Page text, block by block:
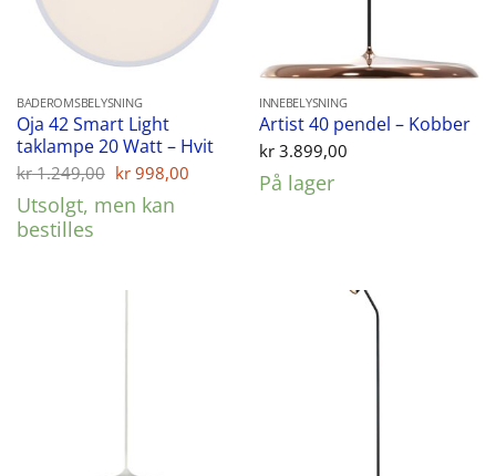
BADEROMSBELYSNING
Oja 42 Smart Light
taklampe 20 Watt – Hvit
kr1.249,00 Opprinnelig
var:
kr 998,00 Nåværende
Utsolgt, men kan
bestilles
INNEBELYSNING
Artist 40 pendel – Kobber
kr3.899,00
På lager